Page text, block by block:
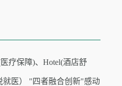
疗保障)、Hotel(酒店舒
就医） "四者融合创新"感动